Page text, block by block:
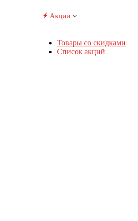
Акции
Товары со скидками
Список акций